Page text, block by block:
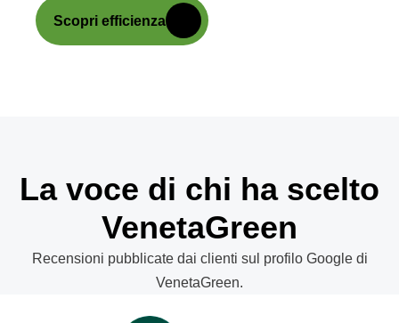
Scopri efficienza
La voce di chi ha scelto
VenetaGreen
Recensioni pubblicate dai clienti sul profilo Google di
VenetaGreen.